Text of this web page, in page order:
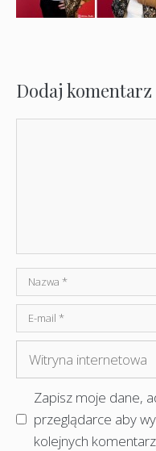
Dodaj komentarz
Nazwa
mail
internetowa
Zapisz moje dane,
przeglądarce aby
kolejnych